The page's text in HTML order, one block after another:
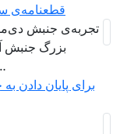
قطعنامه‌ی
بزرگ جنبش
آلترناتیو
برای پایان دادن